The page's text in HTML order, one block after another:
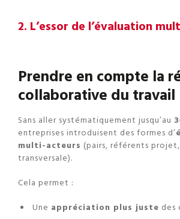
2. L’essor de l’évaluation
Prendre en compte la
collaborative du travail
Sans aller systématiquement jusqu’au
entreprises introduisent des formes d’
multi-acteurs (pairs, référents
transversale).
Cela permet :
Une appréciation plus juste des